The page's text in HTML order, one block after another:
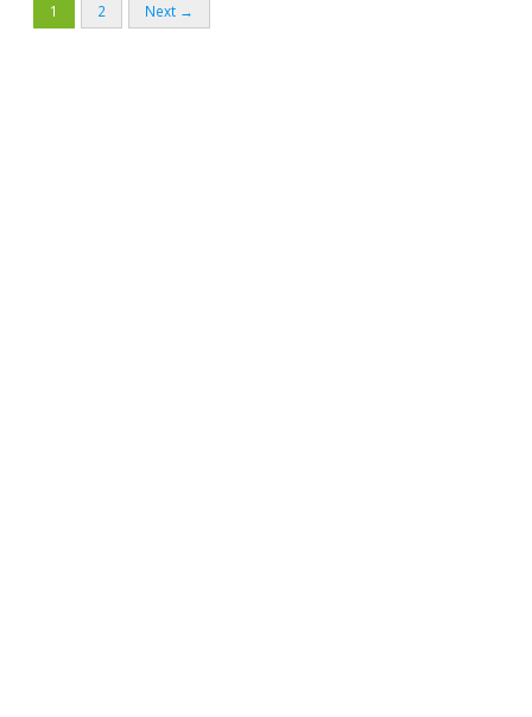
1 2 Next →